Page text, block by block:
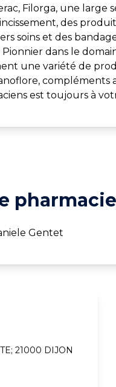
Filorga, une
des
soins et des
Pionnier dans le
une variété de
est toujours à
Gentet
21000 DIJON